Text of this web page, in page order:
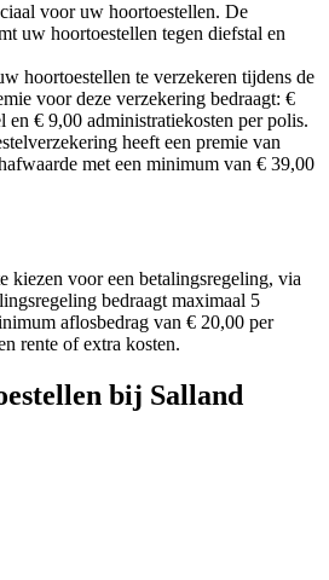
voor uw hoortoestellen. De
uw hoortoestellen tegen diefstal en
hoortoestellen te verzekeren tijdens de
voor deze verzekering bedraagt: €
en € 9,00 administratiekosten per polis.
heeft een premie van
met een minimum van € 39,00
kiezen voor een betalingsregeling, via
bedraagt maximaal 5
aflosbedrag van € 20,00 per
rente of extra kosten.
bij Salland